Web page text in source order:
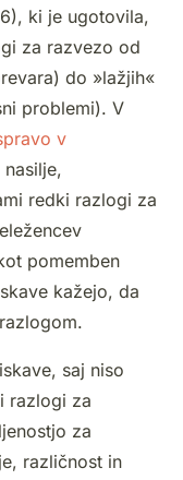
ki je ugotovila,
za razvezo od
do »lažjih«
problemi). V
v
redki razlogi za
pomemben
kažejo, da
saj niso
razlogi za
za
različnost in